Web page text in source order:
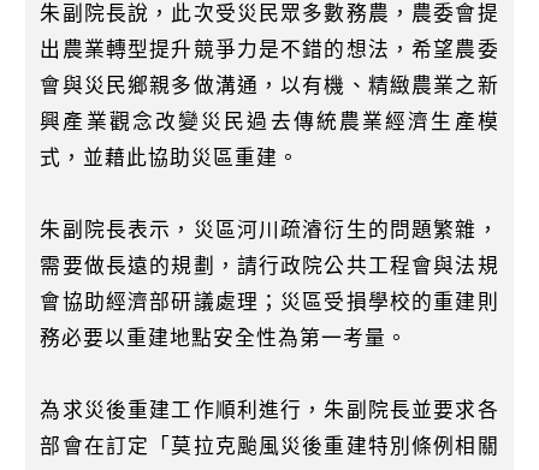
朱副院長說，此次受災民眾多數務農，農委會提
出農業轉型提升競爭力是不錯的想法，希望農委
會與災民鄉親多做溝通，以有機、精緻農業之新
興產業觀念改變災民過去傳統農業經濟生產模
式，並藉此協助災區重建。
朱副院長表示，災區河川疏濬衍生的問題繁雜，
需要做長遠的規劃，請行政院公共工程會與法規
會協助經濟部研議處理；災區受損學校的重建則
務必要以重建地點安全性為第一考量。
為求災後重建工作順利進行，朱副院長並要求各
部會在訂定「莫拉克颱風災後重建特別條例相關